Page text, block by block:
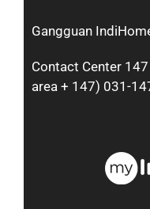
Gangguan
Contact Center
area + 147) 031-